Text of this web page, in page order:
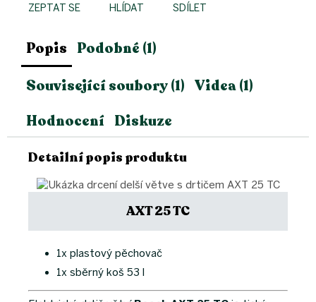
ZEPTAT SE HLÍDAT SDÍLET
Popis Podobné (1)
Související soubory (1) Videa (1)
Hodnocení Diskuze
Detailní popis produktu
AXT 25 TC
1x plastový pěchovač
1x sběrný koš 53 l